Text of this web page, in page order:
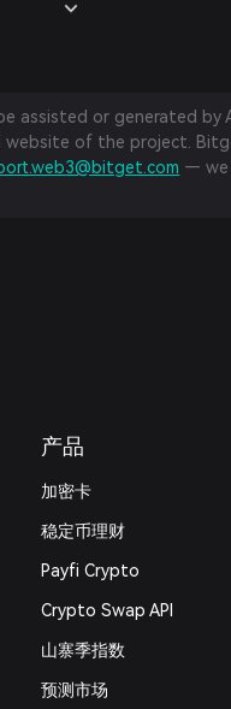
assisted or generated
of the project.
— we
产品
加密卡
稳定币理财
Payfi Crypto
Crypto Swap API
山寨季指数
预测市场